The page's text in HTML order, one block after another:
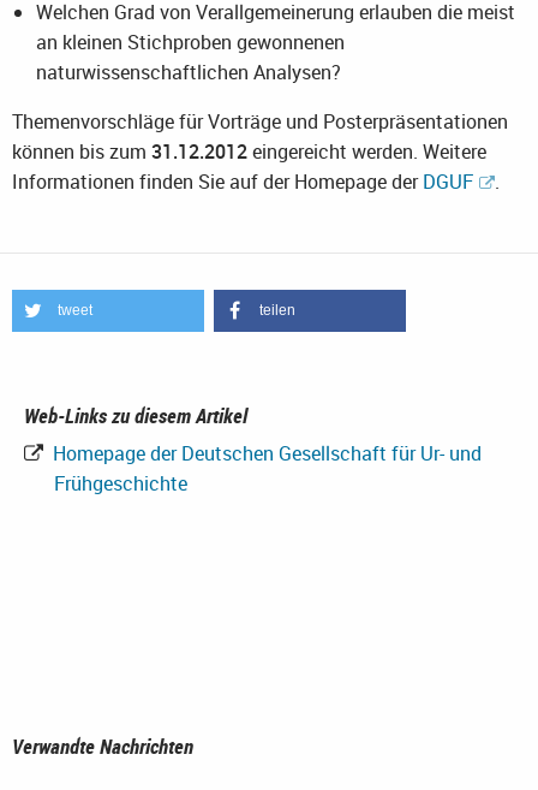
Welchen Grad von Verallgemeinerung erlauben die meist
an kleinen Stichproben gewonnenen
naturwissenschaftlichen Analysen?
Themenvorschläge für Vorträge und Posterpräsentationen
können bis zum 31.12.2012eingereicht werden. Weitere
Informationen finden Sie auf der Homepage derDGUF .
tweet teilen
Web-Links zu diesem Artikel
Homepage der Deutschen Gesellschaft für Ur- und
Frühgeschichte
Verwandte Nachrichten